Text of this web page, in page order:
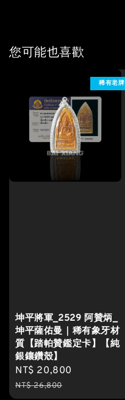
您可能也喜歡
稀有老牌
坤平將軍_2529 阿贊炳_
坤平薩佑曼｜稀有象牙材
質【踏帕贊鑑定卡】【純
銀鑲鑽殼】
Sale
price
NT$ 20,800
NT$ 26,800